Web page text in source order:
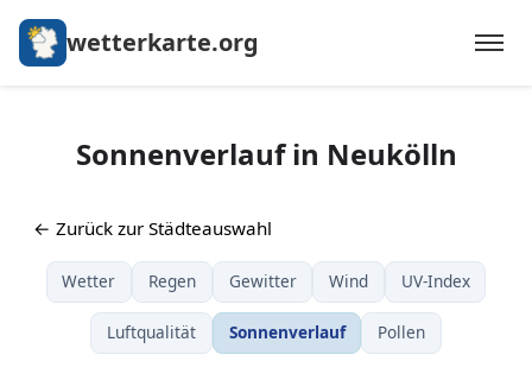
wetterkarte.org
Sonnenverlauf in Neukölln
← Zurück zur Städteauswahl
Wetter Regen Gewitter Wind UV-Index
Luftqualität Sonnenverlauf Pollen